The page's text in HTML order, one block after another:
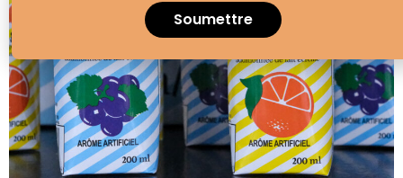
Soumettre